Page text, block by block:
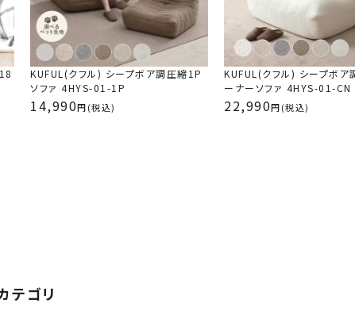
白のコーナーソファ
しかったオットマン
的に悩んだけど、悩ん
サイズが戻るまで時間
時の高さも私には丁度
KUFUL(クフル) シープボア調圧縮1P
ソファ 4HYS-01-1P
14,990 (税込)
KUFUL(クフル) シープボア
ーナーソファ 4HYS-01-CN
22,990 (税込)
テゴリ